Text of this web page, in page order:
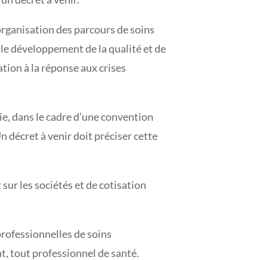
des parcours de soins
développement de la qualité et de
à la réponse aux crises
dans le cadre d’une convention
décret à venir doit préciser cette
sur les sociétés et de cotisation
de soins
tout professionnel de santé.